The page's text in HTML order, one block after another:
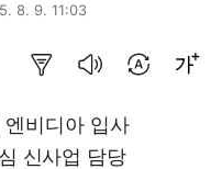
8. 9. 11:03
비디아 입사
신사업 담당